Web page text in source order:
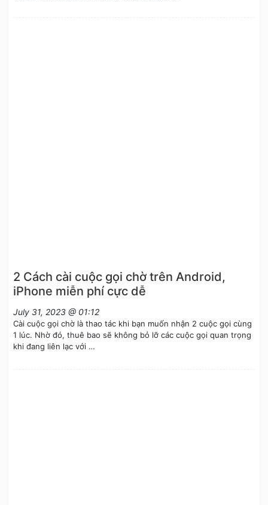
2 Cách cài cuộc gọi chờ trên Android,
iPhone miễn phí cực dễ
July 31, 2023 @ 01:12
Cài cuộc gọi chờ là thao tác khi bạn muốn nhận 2 cuộc gọi cùng
1 lúc. Nhờ đó, thuê bao sẽ không bỏ lỡ các cuộc gọi quan trọng
khi đang liên lạc với …